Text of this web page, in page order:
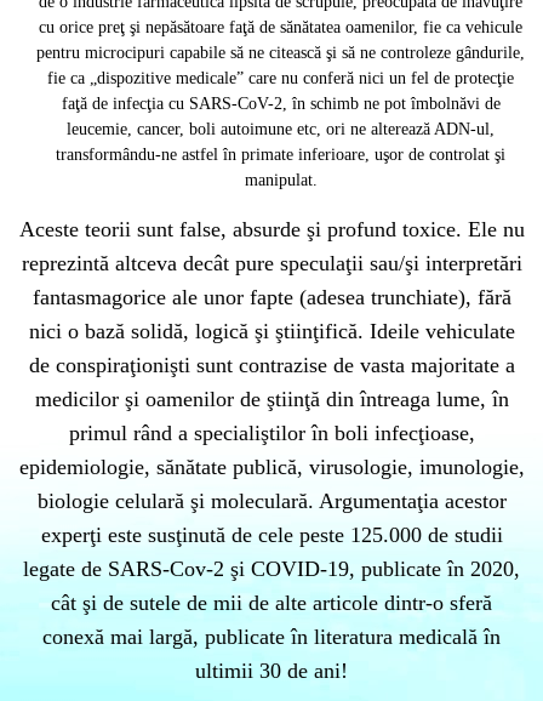
cu orice preţ şi nepăsătoare faţă de sănătatea oamenilor, fie ca vehicule
pentru microcipuri capabile să ne citească şi să ne controleze gândurile,
fie ca „dispozitive medicale” care nu conferă nici un fel de protecţie
faţă de infecţia cu SARS-CoV-2, în schimb ne pot îmbolnăvi de
leucemie, cancer, boli autoimune etc, ori ne alterează ADN-ul,
transformându-ne astfel în primate inferioare, uşor de controlat şi
manipulat.
Aceste teorii sunt false, absurde şi profund toxice. Ele nu
reprezintă altceva decât pure speculaţii sau/şi interpretări
fantasmagorice ale unor fapte (adesea trunchiate), fără
nici o bază solidă, logică şi ştiinţifică. Ideile vehiculate
de conspiraţionişti sunt contrazise de vasta majoritate a
medicilor şi oamenilor de ştiinţă din întreaga lume, în
primul rând a specialiştilor în boli infecţioase,
epidemiologie, sănătate publică, virusologie, imunologie,
biologie celulară şi moleculară. Argumentaţia acestor
experţi este susţinută de cele peste 125.000 de studii
legate de SARS-Cov-2 şi COVID-19, publicate în 2020,
cât şi de sutele de mii de alte articole dintr-o sferă
conexă mai largă, publicate în literatura medicală în
ultimii 30 de ani!